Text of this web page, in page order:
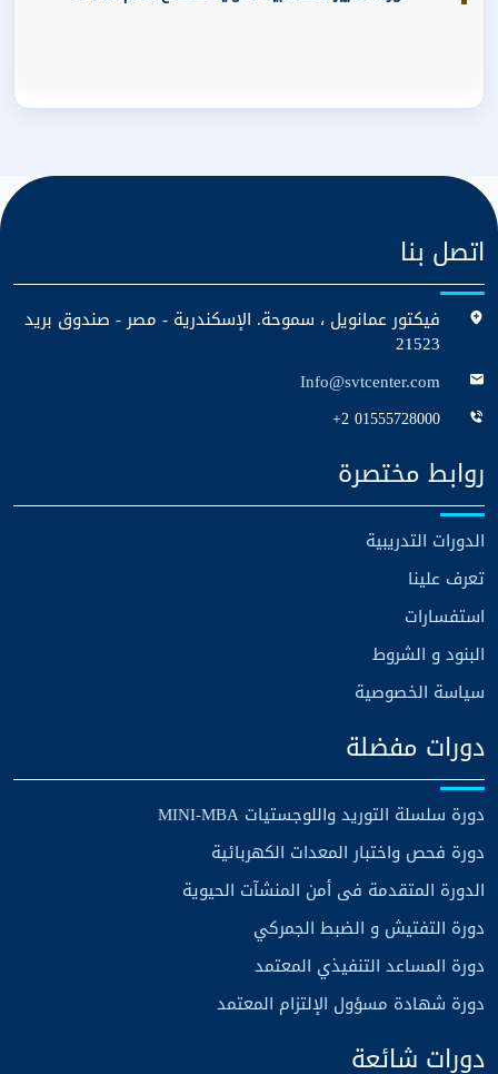
اتصل بنا
فيكتور عمانويل ، سموحة. الإسكندرية - مصر - صندوق بريد
21523
Info@svtcenter.com
+2 01555728000
روابط مختصرة
الدورات التدريبية
تعرف علينا
استفسارات
البنود و الشروط
سياسة الخصوصية
دورات مفضلة
دورة سلسلة التوريد واللوجستيات MINI-MBA
دورة فحص واختبار المعدات الكهربائية
الدورة المتقدمة فى أمن المنشآت الحيوية
دورة التفتيش و الضبط الجمركي
دورة المساعد التنفيذي المعتمد
دورة شهادة مسؤول الإلتزام المعتمد
دورات شائعة